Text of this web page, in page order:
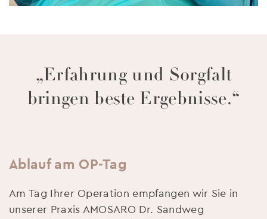
„Erfahrung und Sorgfalt
bringen beste Ergebnisse.“
Ablauf am OP-Tag
Am Tag Ihrer Operation empfangen wir Sie in
unserer Praxis AMOSARO Dr. Sandweg